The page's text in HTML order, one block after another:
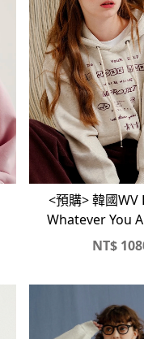
<預購> 韓國WV PROJECT
Whatever You
毛帽T#帽
NT$